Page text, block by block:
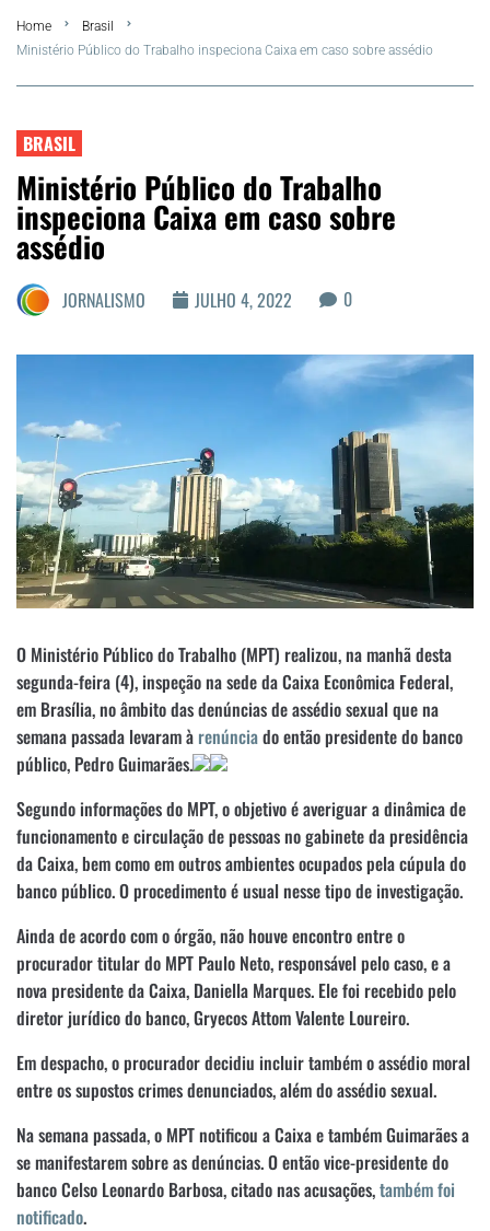
FLA Araru 2026
Região dos Lagos
Agenda Cultural
Colunistas
Home
Brasil
Ministério Público do Trabalho inspeciona Caixa em caso sobre assédio
BRASIL
Ministério Público do Trabalho
inspeciona Caixa em caso sobre
assédio
JORNALISMO JULHO 4, 2022 0
O Ministério Público do Trabalho (MPT) realizou, na manhã desta
segunda-feira (4), inspeção na sede da Caixa Econômica Federal,
em Brasília, no âmbito das denúncias de assédio sexual que na
semana passada levaram à renúnciado então presidente do banco
público, Pedro Guimarães.
Segundo informações do MPT, o objetivo é averiguar a dinâmica de
funcionamento e circulação de pessoas no gabinete da presidência
da Caixa, bem como em outros ambientes ocupados pela cúpula do
banco público. O procedimento é usual nesse tipo de investigação.
Ainda de acordo com o órgão, não houve encontro entre o
procurador titular do MPT Paulo Neto, responsável pelo caso, e a
nova presidente da Caixa, Daniella Marques. Ele foi recebido pelo
diretor jurídico do banco, Gryecos Attom Valente Loureiro.
Em despacho, o procurador decidiu incluir também o assédio moral
entre os supostos crimes denunciados, além do assédio sexual.
Na semana passada, o MPT notificou a Caixa e também Guimarães a
se manifestarem sobre as denúncias. O então vice-presidente do
banco Celso Leonardo Barbosa, citado nas acusações,também foi
notificado.